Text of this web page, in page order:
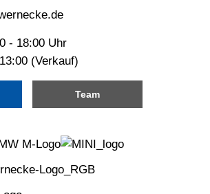
- 18:00 Uhr
(Verkauf)
Team